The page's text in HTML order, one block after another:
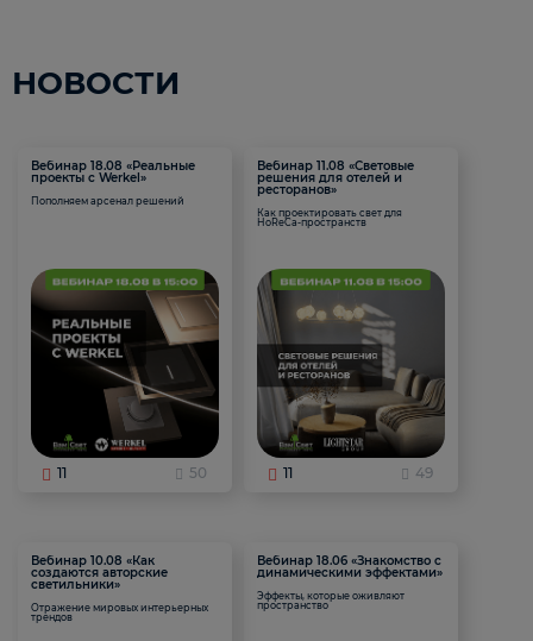
НОВОСТИ
Вебинар 18.08 «Реальные
проекты с Werkel»
Пополняем арсенал решений
11 50
Вебинар 11.08 «Световые
решения для отелей и
ресторанов»
Как проектировать свет для
HoReCa-пространств
11 49
Вебинар 10.08 «Как
создаются авторские
светильники»
Отражение мировых интерьерных
трендов
Вебинар 18.06 «Знакомство с
динамическими эффектами»
Эффекты, которые оживляют
пространство